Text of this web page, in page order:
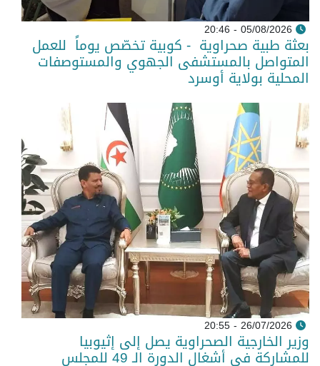
05/08/2026 - 20:46
بعثة طبية صحراوية - كوبية تخصّص يوماً للعمل
المتواصل بالمستشفى الجهوي والمستوصفات
المحلية بولاية أوسرد
26/07/2026 - 20:55
وزير الخارجية الصحراوية يصل إلى إثيوبيا
للمشاركة في أشغال الدورة الـ 49 للمجلس